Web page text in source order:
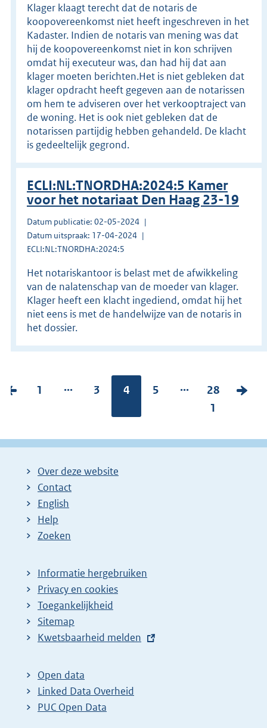
Klager klaagt terecht dat de notaris de
koopovereenkomst niet heeft ingeschreven in het
Kadaster. Indien de notaris van mening was dat
hij de koopovereenkomst niet in kon schrijven
omdat hij executeur was, dan had hij dat aan
klager moeten berichten.Het is niet gebleken dat
klager opdracht heeft gegeven aan de notarissen
om hem te adviseren over het verkooptraject van
de woning. Het is ook niet gebleken dat de
notarissen partijdig hebben gehandeld. De klacht
is gedeeltelijk gegrond.
ECLI:NL:TNORDHA:2024:5 Kamer
voor het notariaat Den Haag 23-19
Datum publicatie: 02-05-2024
Datum uitspraak: 17-04-2024
ECLI:NL:TNORDHA:2024:5
Het notariskantoor is belast met de afwikkeling
van de nalatenschap van de moeder van klager.
Klager heeft een klacht ingediend, omdat hij het
niet eens is met de handelwijze van de notaris in
het dossier.
V
i
P
i
a
:
1 ...
P
i
a
3 Pagina:
4
P
i
5 ...
P
a
i
28
1
V
g
Over deze website
Contact
English
Help
Zoeken
Informatie hergebruiken
Privacy en cookies
Toegankelijkheid
Sitemap
E
t
e
r
Kwetsbaarheid melden
Open data
Linked Data Overheid
PUC Open Data